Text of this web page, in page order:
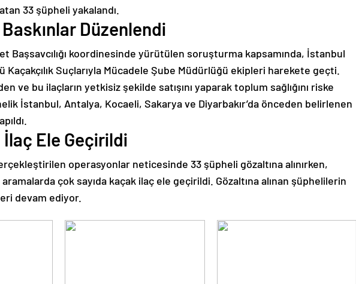
33 şüpheli yakalandı.
Baskınlar Düzenlendi
Başsavcılığı koordinesinde yürütülen soruşturma kapsamında, İstanbul
Kaçakçılık Suçlarıyla Mücadele Şube Müdürlüğü ekipleri harekete geçti.
ve bu ilaçların yetkisiz şekilde satışını yaparak toplum sağlığını riske
İstanbul, Antalya, Kocaeli, Sakarya ve Diyarbakır’da önceden belirlenen
İlaç Ele Geçirildi
operasyonlar neticesinde 33 şüpheli gözaltına alınırken,
çok sayıda kaçak ilaç ele geçirildi. Gözaltına alınan şüphelilerin
devam ediyor.